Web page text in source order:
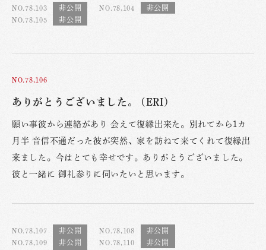
NO.78,103
NO.78,104
NO.78,105
NO.78,106
ありがとうございました。 (ERI)
願い事彼から連絡があり 会えて復縁出来た。別れてから1カ
月半 音信不通だった彼が突然、家を訪ねて来てくれて復縁出
来ました。今はとても幸せです。ありがとうございました。
彼と一緒に 御礼参りに伺いたいと思います。
NO.78,107
NO.78,108
NO.78,109
NO.78,110